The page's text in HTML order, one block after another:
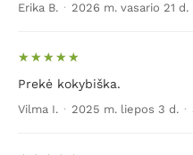
Erika B. · 2026 m. vasario 21 d.
Prekė kokybiška.
Vilma I. · 2025 m. liepos 3 d. ·